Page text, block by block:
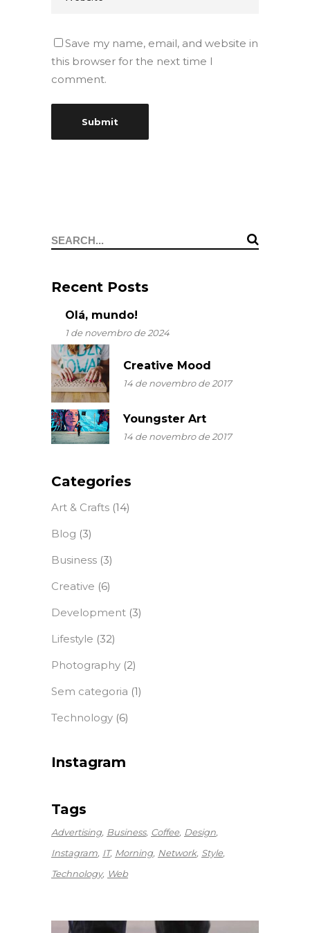
Save my name, email, and website in
this browser for the next time I
comment.
Search
Recent Posts
Olá, mundo!
1 de novembro de 2024
Creative Mood
14 de novembro de 2017
Youngster Art
14 de novembro de 2017
Categories
Art & Crafts (14)
Blog (3)
Business (3)
Creative (6)
Development (3)
Lifestyle (32)
Photography (2)
Sem categoria (1)
Technology (6)
Instagram
Tags
Advertising Business Coffee Design
Instagram IT Morning Network Style
Technology Web